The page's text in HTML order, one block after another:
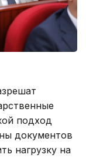
подход
документов
нагрузку на